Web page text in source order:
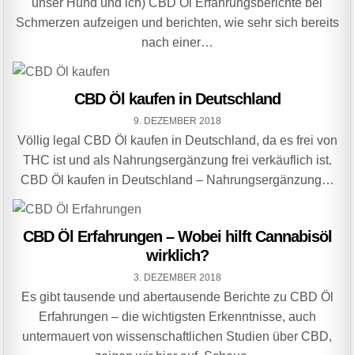
Schmerzen aufzeigen und berichten, wie sehr sich bereits
nach einer…
CBD Öl kaufen in Deutschland
9. DEZEMBER 2018
Völlig legal CBD Öl kaufen in Deutschland, da es frei von
THC ist und als Nahrungsergänzung frei verkäuflich ist.
CBD Öl kaufen in Deutschland – Nahrungsergänzung…
CBD Öl Erfahrungen – Wobei hilft Cannabisöl
wirklich?
3. DEZEMBER 2018
Es gibt tausende und abertausende Berichte zu CBD Öl
Erfahrungen – die wichtigsten Erkenntnisse, auch
untermauert von wissenschaftlichen Studien über CBD,